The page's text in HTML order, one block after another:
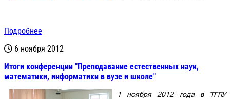
Подробнее
6 ноября 2012
Итоги конференции "Преподавание естественных наук,
математики, информатики в вузе и школе"
1 ноября 2012 года в ТГПУ